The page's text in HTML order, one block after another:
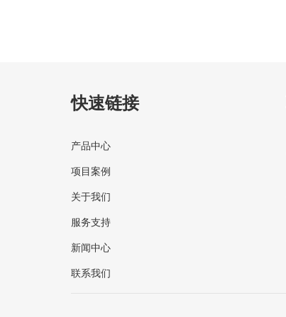
快速链接
产品中心
项目案例
关于我们
服务支持
新闻中心
联系我们